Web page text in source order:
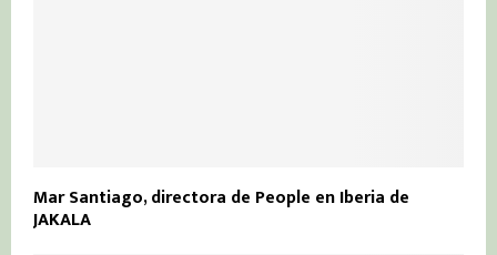
Mar Santiago, directora de People en Iberia de
JAKALA